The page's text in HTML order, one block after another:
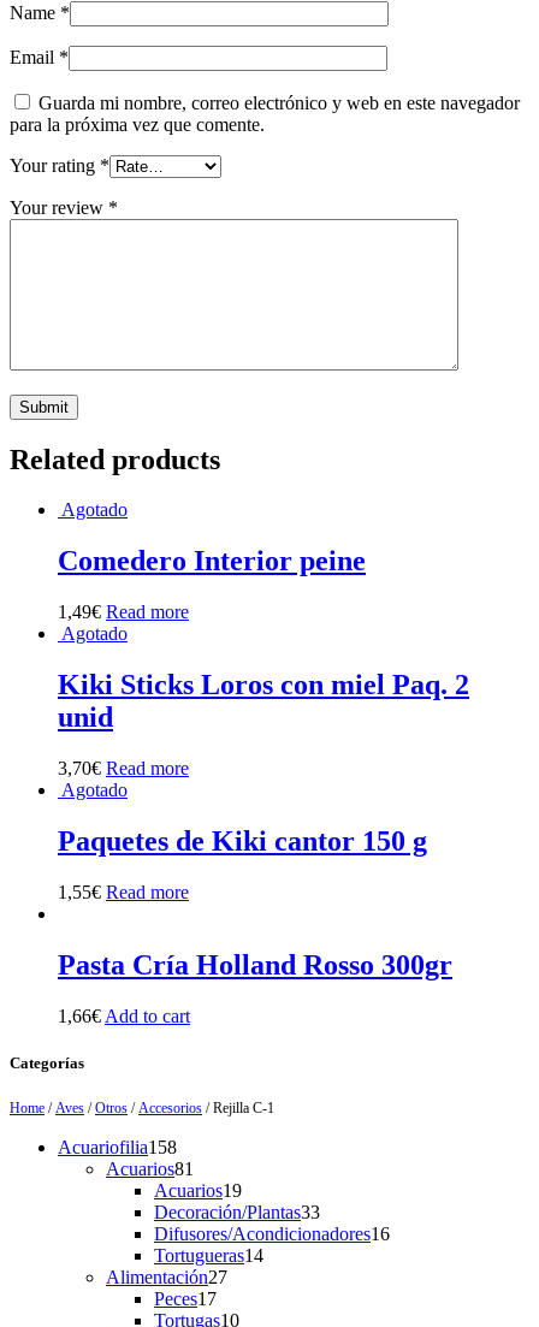
Name *
Email *
Guarda mi nombre, correo electrónico y web en este navegador
para la próxima vez que comente.
Your rating *
Your review *
Related products
Agotado
Comedero Interior peine
1,49€ Read more
Agotado
Kiki Sticks Loros con miel Paq. 2
unid
3,70€ Read more
Agotado
Paquetes de Kiki cantor 150 g
1,55€ Read more
Pasta Cría Holland Rosso 300gr
1,66€ Add to cart
Categorías
Home /Aves /Otros /Accesorios / Rejilla C-1
Acuariofilia158158
products
Acuarios81
products
Acuarios1919
products
Decoración/Plantas3333
products
Difusores/Acondicionadores1616
Tortugueras1414
Alimentación2727
Peces1717
products
Tortugas1010